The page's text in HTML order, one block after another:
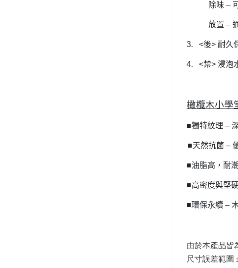
除味 –
放置 –
3. <後> 耐久
4. <禁> 浸泡
橄欖木小學
■獨特紋理 –
■天然抗菌 –
■油脂高，耐
■高密度與堅
■環保永續 –
由於本產品皆
尺寸誤差範圍